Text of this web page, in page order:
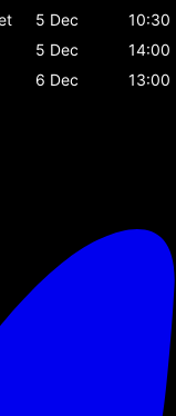
5 Dec
10:30
5 Dec
14:00
6 Dec
13:00